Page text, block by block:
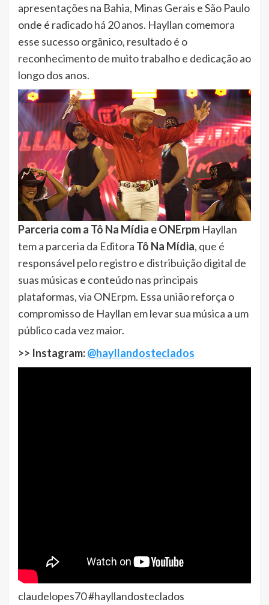
apresentações na Bahia, Minas Gerais e São Paulo
onde é radicado há 20 anos. Hayllan comemora
esse sucesso orgânico, resultado é o
reconhecimento de muito trabalho e dedicação ao
longo dos anos.
Parceria com a Tô Na Mídia e ONErpm Hayllan
tem a parceria da Editora Tô Na Mídia, que é
responsável pelo registro e distribuição digital de
suas músicas e conteúdo nas principais
plataformas, via ONErpm. Essa união reforça o
compromisso de Hayllan em levar sua música a um
público cada vez maior.
>> Instagram:@hayllandosteclados
claudelopes70 #hayllandosteclados